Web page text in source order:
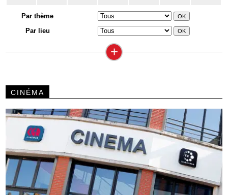
Par thème
Par lieu
+
CINÉMA